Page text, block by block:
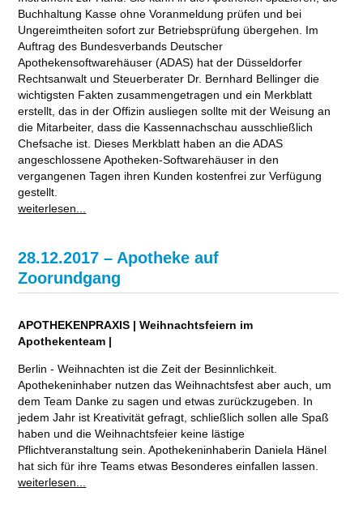
Buchhaltung Kasse ohne Voranmeldung prüfen und bei
Ungereimtheiten sofort zur Betriebsprüfung übergehen. Im
Auftrag des Bundesverbands Deutscher
Apothekensoftwarehäuser (ADAS) hat der Düsseldorfer
Rechtsanwalt und Steuerberater Dr. Bernhard Bellinger die
wichtigsten Fakten zusammengetragen und ein Merkblatt
erstellt, das in der Offizin ausliegen sollte mit der Weisung an
die Mitarbeiter, dass die Kassennachschau ausschließlich
Chefsache ist. Dieses Merkblatt haben an die ADAS
angeschlossene Apotheken-Softwarehäuser in den
vergangenen Tagen ihren Kunden kostenfrei zur Verfügung
gestellt.
weiterlesen...
28.12.2017 – Apotheke auf
Zoorundgang
APOTHEKENPRAXIS | Weihnachtsfeiern im
Apothekenteam |
Berlin - Weihnachten ist die Zeit der Besinnlichkeit.
Apothekeninhaber nutzen das Weihnachtsfest aber auch, um
dem Team Danke zu sagen und etwas zurückzugeben. In
jedem Jahr ist Kreativität gefragt, schließlich sollen alle Spaß
haben und die Weihnachtsfeier keine lästige
Pflichtveranstaltung sein. Apothekeninhaberin Daniela Hänel
hat sich für ihre Teams etwas Besonderes einfallen lassen.
weiterlesen...